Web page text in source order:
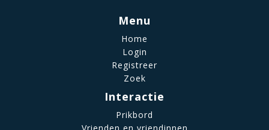
Menu
Home
Login
Registreer
Zoek
Interactie
Prikbord